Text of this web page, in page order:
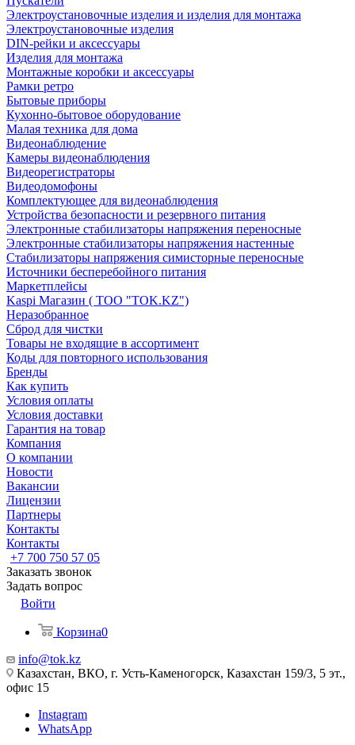
Электроустановочные изделия и изделия для монтажа
Электроустановочные изделия
DIN-рейки и аксессуары
Изделия для монтажа
Монтажные коробки и аксессуары
Рамки ретро
Бытовые приборы
Кухонно-бытовое оборудование
Малая техника для дома
Видеонаблюдение
Камеры видеонаблюдения
Видеорегистраторы
Видеодомофоны
Комплектующее для видеонаблюдения
Устройства безопасности и резервного питания
Электронные стабилизаторы напряжения переносные
Электронные стабилизаторы напряжения настенные
Стабилизаторы напряжения симисторные переносные
Источники бесперебойного питания
Маркетплейсы
Kaspi Магазин ( ТОО "TOK.KZ")
Неразобранное
Сброд для чистки
Товары не входящие в ассортимент
Коды для повторного использования
Бренды
Как купить
Условия оплаты
Условия доставки
Гарантия на товар
Компания
О компании
Новости
Вакансии
Лицензии
Партнеры
Контакты
Контакты
+7 700 750 57 05
Заказать звонок
Задать вопрос
Войти
Корзина0
info@tok.kz
Казахстан, ВКО, г. Усть-Каменогорск, Казахстан 159/3, 5 эт.,
офис 15
Instagram
WhatsApp